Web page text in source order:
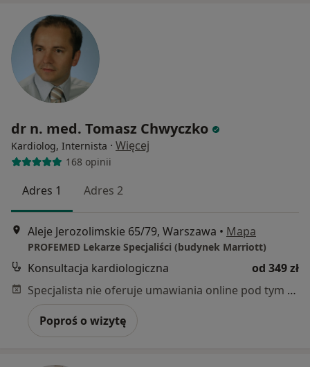
dr n. med. Tomasz Chwyczko
Kardiolog, Internista · Więcej
168 opinii
Adres 1 Adres 2
Aleje Jerozolimskie 65/79, Warszawa • Mapa
PROFEMED Lekarze Specjaliści (budynek Marriott)
Konsultacja kardiologiczna
od 349 zł
Specjalista nie oferuje umawiania online pod tym adresem.
Poproś o wizytę